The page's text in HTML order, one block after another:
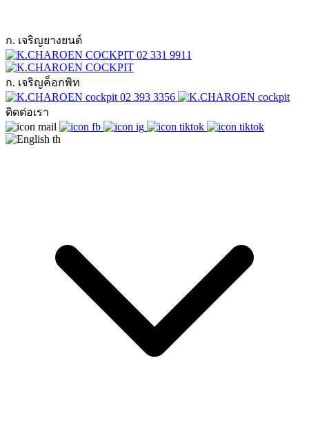
ก. เจริญยางยนต์
02 331 9911
ก. เจริญค็อกพิท
02 393 3356
ติดต่อเรา
th